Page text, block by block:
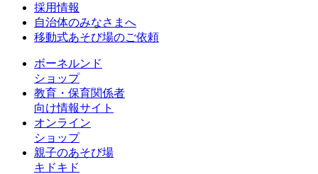
採用情報
自治体のみなさまへ
移動式あそび場のご依頼
ボーネルンド
ショップ
教育・保育関係者
向け情報サイト
オンライン
ショップ
親子のあそび場
キドキド